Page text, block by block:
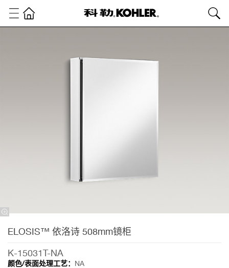
ELOSIS™ 依洛诗 508mm镜柜
K-15031T-NA
颜色/表面处理工艺： NA